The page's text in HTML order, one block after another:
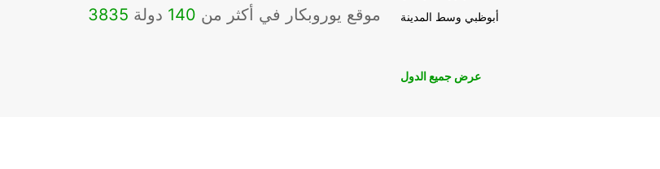
3835 موقع يوروبكار في أكثر من 140 دولة
أبوظبي وسط المدينة
عرض جميع الدول